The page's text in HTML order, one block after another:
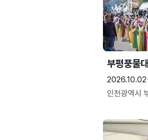
부평풍물
인천광역시